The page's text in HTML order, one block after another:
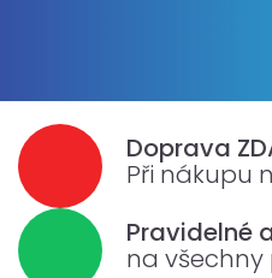
Doprava
Při nákupu
Pravidelné
na